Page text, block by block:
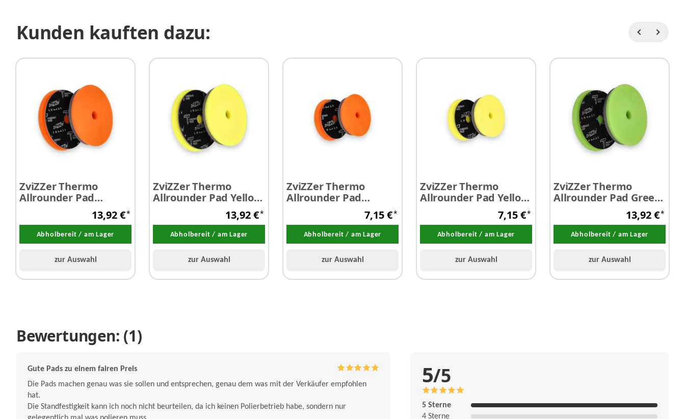
Kunden kauften dazu:
ZviZZer Thermo
Allrounder Pad
Orange Ø 125 / 14013,92 €*
Abholbereit / am Lager
zur Auswahl
ZviZZer Thermo
Allrounder Pad Yellow
Ø 125 / 140 mm13,92 €*
Abholbereit / am Lager
zur Auswahl
ZviZZer Thermo
Allrounder Pad
Orange Ø 75 / 90 mm
7,15 €*
Abholbereit / am Lager
zur Auswahl
ZviZZer Thermo
Allrounder Pad Yellow
7,15 €*
Abholbereit / am Lager
zur Auswahl
ZviZZer Thermo
Allrounder Pad Green
Ø 125 / 140 mm13,92 €*
Abholbereit / am Lager
zur Auswahl
Bewertungen: (1)
5/5
5 Sterne
4 Sterne
Gute Pads zu einem fairen Preis
Die Pads machen genau was sie sollen und entsprechen, genau dem was mit der Verkäufer empfohlen
hat.
Die Standfestigkeit kann ich noch nicht beurteilen, da ich keinen Polierbetrieb habe, sondern nur